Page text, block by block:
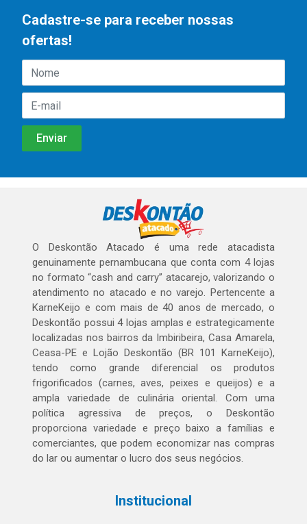
Cadastre-se para receber nossas
ofertas!
O Deskontão Atacado é uma rede atacadista
genuinamente pernambucana que conta com 4 lojas
no formato “cash and carry” atacarejo, valorizando o
atendimento no atacado e no varejo. Pertencente a
KarneKeijo e com mais de 40 anos de mercado, o
Deskontão possui 4 lojas amplas e estrategicamente
localizadas nos bairros da Imbiribeira, Casa Amarela,
Ceasa-PE e Lojão Deskontão (BR 101 KarneKeijo),
tendo como grande diferencial os produtos
frigorificados (carnes, aves, peixes e queijos) e a
ampla variedade de culinária oriental. Com uma
política agressiva de preços, o Deskontão
proporciona variedade e preço baixo a famílias e
comerciantes, que podem economizar nas compras
do lar ou aumentar o lucro dos seus negócios.
Institucional